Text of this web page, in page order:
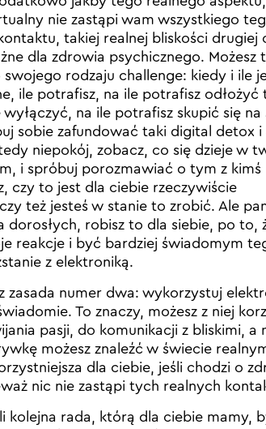
nie zastąpi wam wszystkiego
takiej realnej bliskości drugiej
dla zdrowia psychicznego. Możesz
rodzaju challenge: kiedy i ile
ile potrafisz, na ile potrafisz odłożyć
na ile potrafisz skupić się na
sobie zafundować taki digital detox i
niepokój, zobacz, co się dzieje w
i spróbuj porozmawiać o tym z kimś
czy to jest dla ciebie rzeczywiście
też jesteś w stanie to zrobić. Ale
dorosłych, robisz to dla siebie, po to,
reakcje i być bardziej świadomym
z elektroniką.
zasada numer dwa: wykorzystuj
To znaczy, możesz z niej
pasji, do komunikacji z bliskimi, a
możesz znaleźć w świecie
dla ciebie, jeśli chodzi o
nic nie zastąpi tych realnych
kolejna rada, którą dla ciebie mamy,